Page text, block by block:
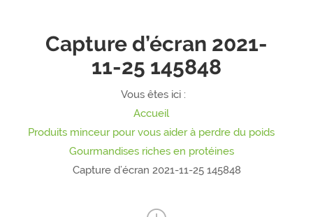
Capture d’écran 2021-
11-25 145848
Vous êtes ici :
Accueil
Produits minceur pour vous aider à perdre du poids
Gourmandises riches en protéines
Capture d’écran 2021-11-25 145848